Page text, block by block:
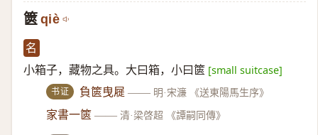
篋 qiè
名
小箱子，藏物之具。大曰箱，小曰篋 [small suitcase]
书证 負篋曳屣 —— 明·宋濂 《送東陽馬生序》
家書一篋 —— 清·梁啓超 《譚嗣同傳》